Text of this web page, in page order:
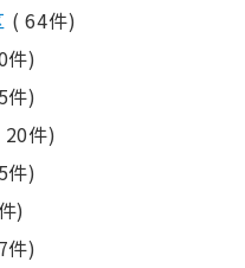
( 64件)
件)
件)
20件)
件)
)
件)